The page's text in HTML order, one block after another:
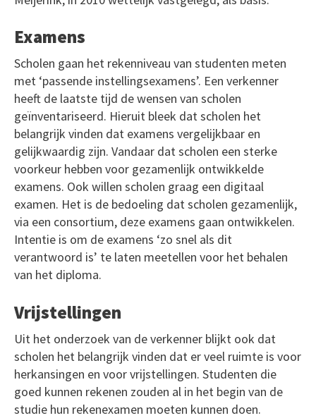
Examens
Scholen gaan het rekenniveau van studenten meten
met ‘passende instellingsexamens’. Een verkenner
heeft de laatste tijd de wensen van scholen
geïnventariseerd. Hieruit bleek dat scholen het
belangrijk vinden dat examens vergelijkbaar en
gelijkwaardig zijn. Vandaar dat scholen een sterke
voorkeur hebben voor gezamenlijk ontwikkelde
examens. Ook willen scholen graag een digitaal
examen. Het is de bedoeling dat scholen gezamenlijk,
via een consortium, deze examens gaan ontwikkelen.
Intentie is om de examens ‘zo snel als dit
verantwoord is’ te laten meetellen voor het behalen
van het diploma.
Vrijstellingen
Uit het onderzoek van de verkenner blijkt ook dat
scholen het belangrijk vinden dat er veel ruimte is voor
herkansingen en voor vrijstellingen. Studenten die
goed kunnen rekenen zouden al in het begin van de
studie hun rekenexamen moeten kunnen doen.